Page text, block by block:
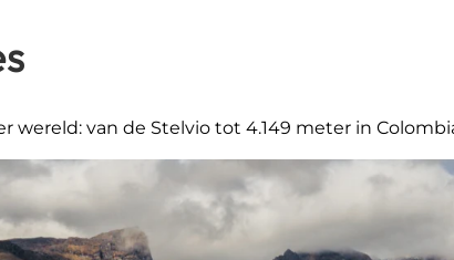
wereld: van de Stelvio tot 4.149 meter in